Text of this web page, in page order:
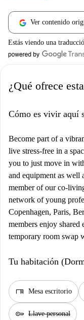
Ver contenido
Estás viendo una
¿Qué ofrece
Cómo es vivir aquí
Become part of a
live stress-free in a
you to just move in
and equipment as well
member of our co-
network of young
Copenhagen, Paris,
members enjoy shared
temporary room swap
Tu habitación
desk Mesa escritorio
key Llave personal